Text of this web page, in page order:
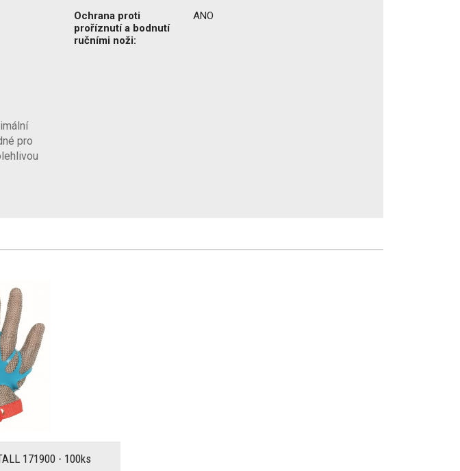
pro
Ochrana proti
proříznutí a bodnutí
ručními noži:
ANO
171900 - 100ks